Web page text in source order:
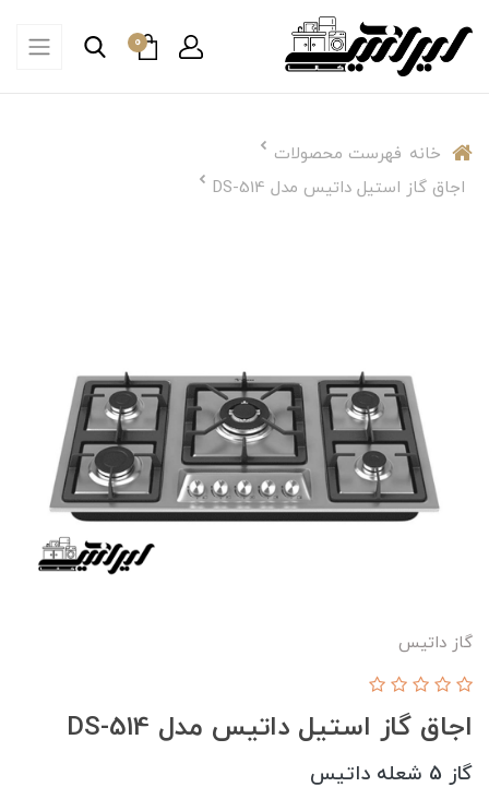
0
خانه فهرست محصولات
اجاق گاز استیل داتیس مدل DS-514
گاز داتیس
اجاق گاز استیل داتیس مدل DS-514
گاز 5 شعله داتیس